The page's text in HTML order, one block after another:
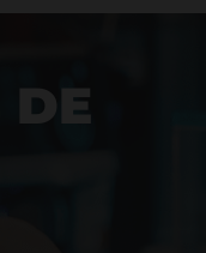
DE